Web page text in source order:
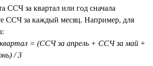
ССЧ за квартал или год сначала
ССЧ за каждый месяц. Например, для
= (ССЧ за апрель + ССЧ за май +
/ 3